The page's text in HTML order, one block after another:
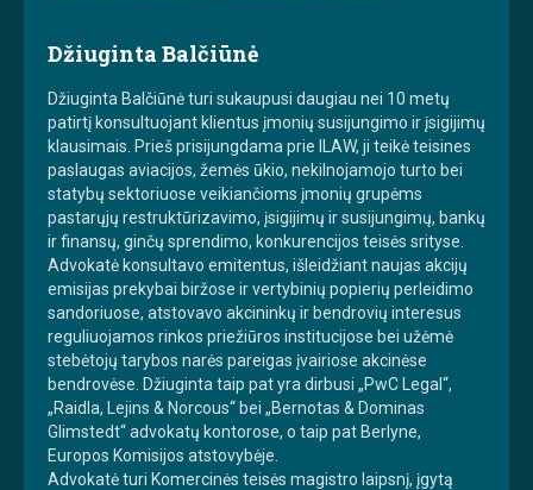
Džiuginta Balčiūnė
Džiuginta Balčiūnė turi sukaupusi daugiau nei 10 metų
patirtį konsultuojant klientus įmonių susijungimo ir įsigijimų
klausimais. Prieš prisijungdama prie ILAW, ji teikė teisines
paslaugas aviacijos, žemės ūkio, nekilnojamojo turto bei
statybų sektoriuose veikiančioms įmonių grupėms
pastarųjų restruktūrizavimo, įsigijimų ir susijungimų, bankų
ir finansų, ginčų sprendimo, konkurencijos teisės srityse.
Advokatė konsultavo emitentus, išleidžiant naujas akcijų
emisijas prekybai biržose ir vertybinių popierių perleidimo
sandoriuose, atstovavo akcininkų ir bendrovių interesus
reguliuojamos rinkos priežiūros institucijose bei užėmė
stebėtojų tarybos narės pareigas įvairiose akcinėse
bendrovėse. Džiuginta taip pat yra dirbusi „PwC Legal“,
„Raidla, Lejins & Norcous“ bei „Bernotas & Dominas
Glimstedt“ advokatų kontorose, o taip pat Berlyne,
Europos Komisijos atstovybėje.
Advokatė turi Komercinės teisės magistro laipsnį, įgytą